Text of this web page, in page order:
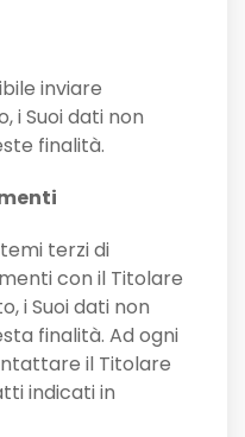
inviare
i Suoi dati non
finalità.
terzi di
con il Titolare
i Suoi dati non
finalità. Ad ogni
il Titolare
indicati in